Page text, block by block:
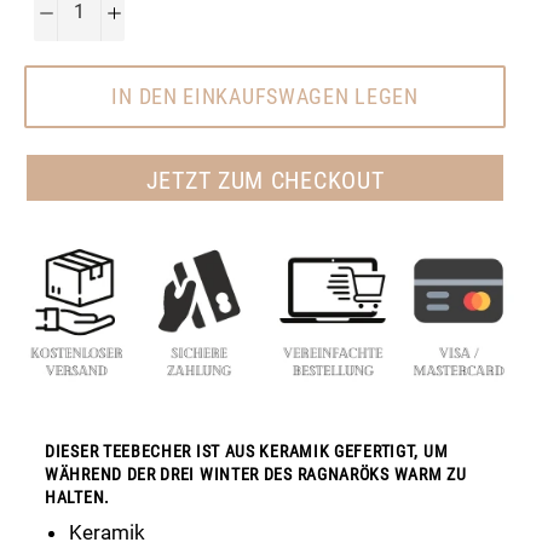
− +
IN DEN EINKAUFSWAGEN LEGEN
JETZT ZUM CHECKOUT
DIESER TEEBECHER IST AUS KERAMIK GEFERTIGT, UM
WÄHREND DER DREI WINTER DES RAGNARÖKS WARM ZU
HALTEN.
Keramik